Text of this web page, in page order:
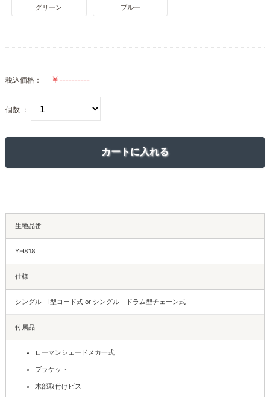
グリーン ブルー
税込価格：
個数 ：
生地品番
YH818
仕様
シングル I型コード式 or シングル ドラム型チェーン式
付属品
ローマンシェードメカ一式
ブラケット
木部取付けビス